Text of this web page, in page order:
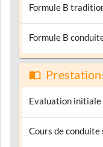
Formule B
Formule B
Evaluation initiale
Cours de